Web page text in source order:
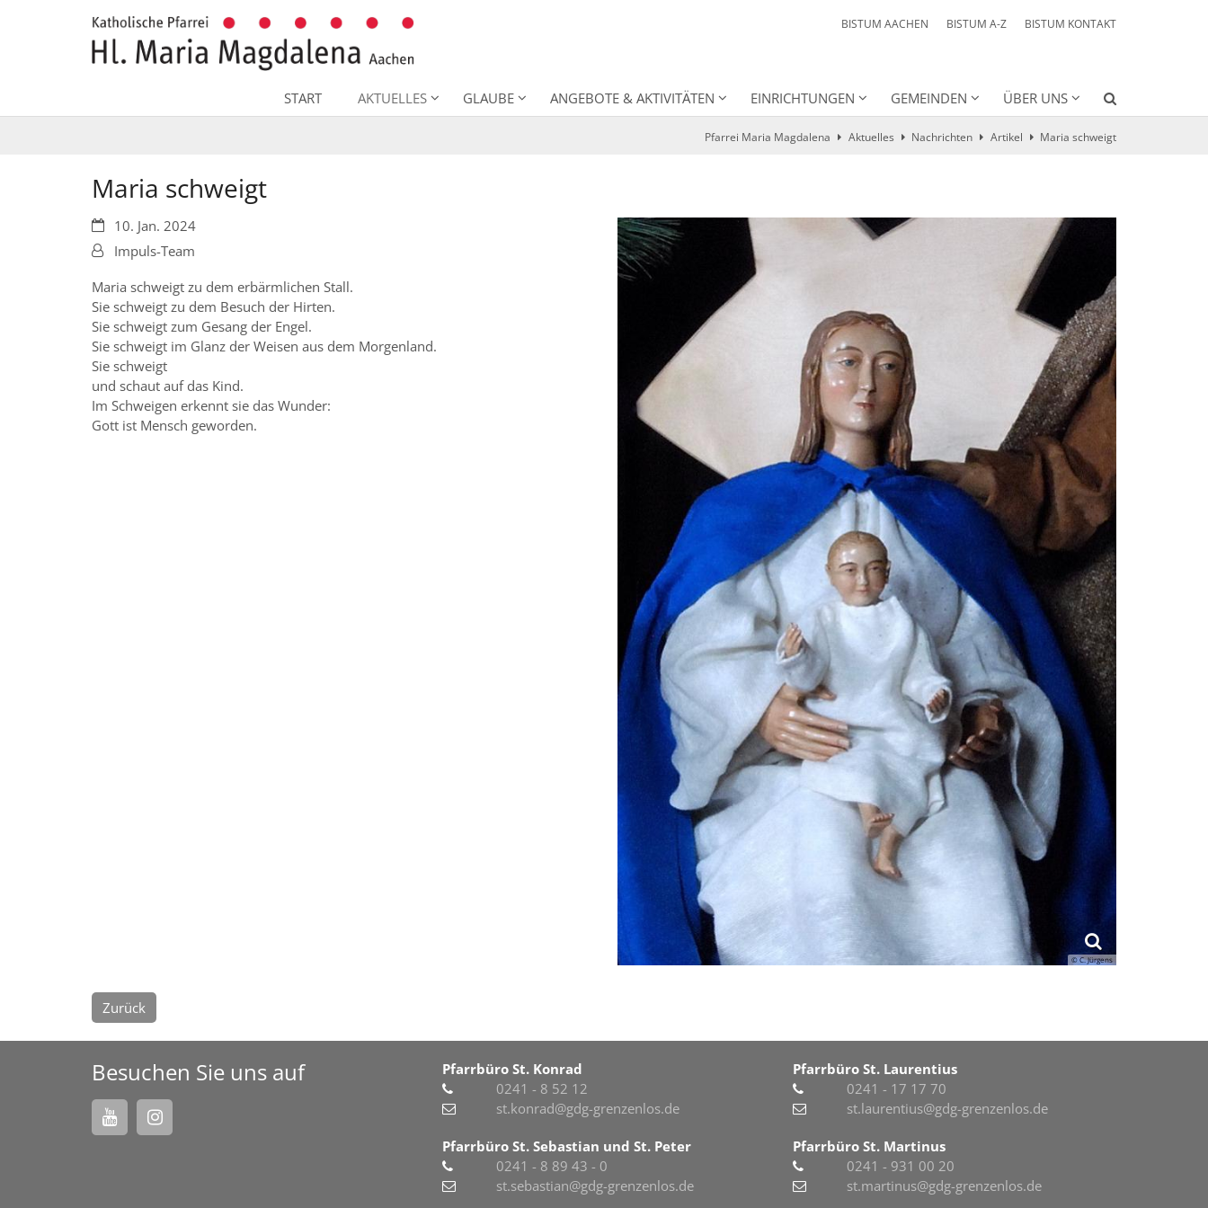
BISTUM AACHEN BISTUM A-Z BISTUM KONTAKT
START AKTUELLES GLAUBE ANGEBOTE & AKTIVITÄTEN EINRICHTUNGEN GEMEINDEN ÜBER UNS
Pfarrei Maria Magdalena Aktuelles Nachrichten Artikel Maria schweigt
Maria schweigt
© C. Jürgens
Datum:10. Jan. 2024
Von:Impuls-Team
Maria schweigt zu dem erbärmlichen Stall.
Sie schweigt zu dem Besuch der Hirten.
Sie schweigt zum Gesang der Engel.
Sie schweigt im Glanz der Weisen aus dem Morgenland.
Sie schweigt
und schaut auf das Kind.
Im Schweigen erkennt sie das Wunder:
Gott ist Mensch geworden.
Zurück
Besuchen Sie uns auf
Pfarrbüro St. Konrad
0241 - 8 52 12
st.konrad@gdg-grenzenlos.de
Pfarrbüro St. Sebastian und St. Peter
0241 - 8 89 43 - 0
st.sebastian@gdg-grenzenlos.de
Pfarrbüro St. Laurentius
0241 - 17 17 70
st.laurentius@gdg-grenzenlos.de
Pfarrbüro St. Martinus
0241 - 931 00 20
st.martinus@gdg-grenzenlos.de